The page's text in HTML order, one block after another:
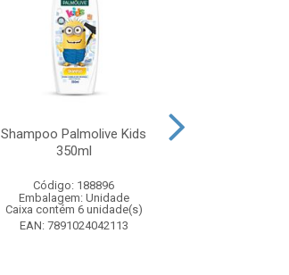
Shampoo Palmolive Kids
350ml
Código: 188896
Embalagem: Unidade
Caixa contém 6 unidade(s)
EAN: 7891024042113